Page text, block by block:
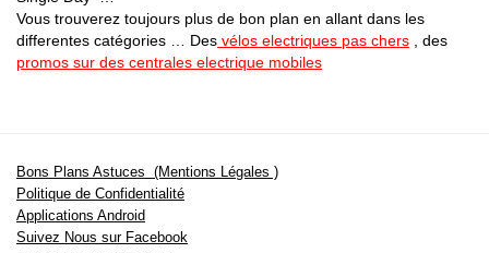
Vous trouverez toujours plus de bon plan en allant dans les
differentes catégories … Des vélos electriques pas chers , des
promos sur des centrales electrique mobiles
Bons Plans Astuces (Mentions Légales )
Politique de Confidentialité
Applications Android
Suivez Nous sur Facebook